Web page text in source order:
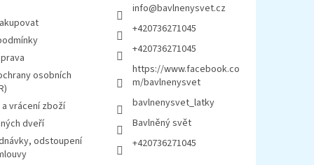
osobních
vrácení zboží
dveří
odstoupení
info@bavlnenysvet.cz
+420736271045
+420736271045
https://www.facebook.co
m/bavlnenysvet
bavlnenysvet_latky
Bavlněný svět
+420736271045